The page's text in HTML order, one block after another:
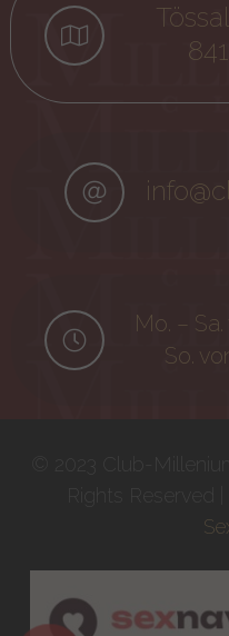
Mo. –
So.